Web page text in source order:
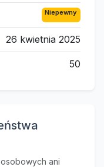
Niepewny
26 kwietnia 2025
50
ani